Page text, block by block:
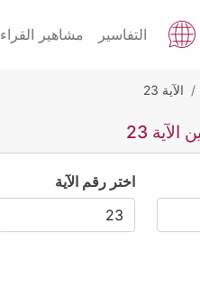
التفاسير مشاهير القراء
الآية 23
23
اختر رقم الآية